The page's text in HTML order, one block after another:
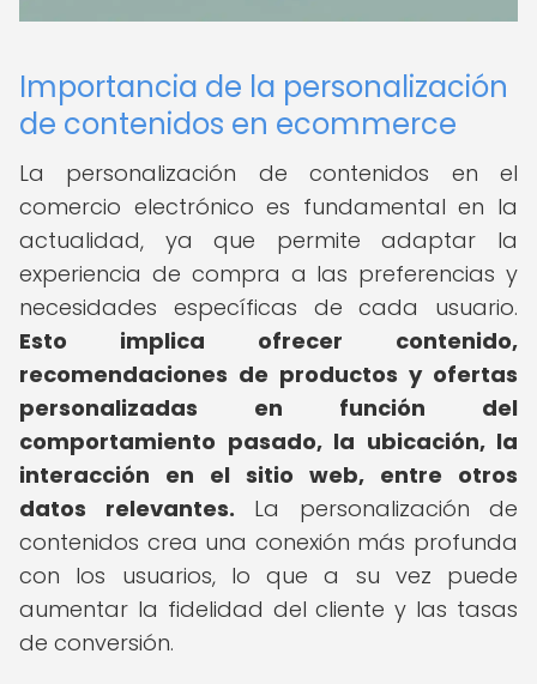
Importancia de la personalización
de contenidos en ecommerce
La personalización de contenidos en el
comercio electrónico es fundamental en la
actualidad, ya que permite adaptar la
experiencia de compra a las preferencias y
necesidades específicas de cada usuario.
Esto implica ofrecer contenido,
recomendaciones de productos y ofertas
personalizadas en función del
comportamiento pasado, la ubicación, la
interacción en el sitio web, entre otros
datos relevantes. La personalización de
contenidos crea una conexión más profunda
con los usuarios, lo que a su vez puede
aumentar la fidelidad del cliente y las tasas
de conversión.